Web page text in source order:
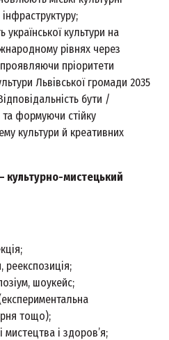
культури на
рівнях через
проявляючи пріоритети
Львівської громади 2035
бути /
формуючи стійку
культури й креативних
культурно-мистецький
реекспозиція;
шоукейс;
тощо);
мистецтва і здоров’я;